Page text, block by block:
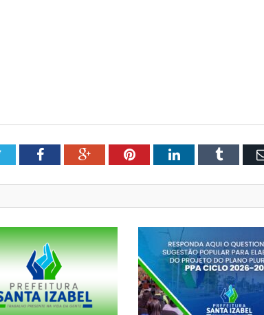
TwitterFacebookGoogle+PinterestLinkedInTumblr